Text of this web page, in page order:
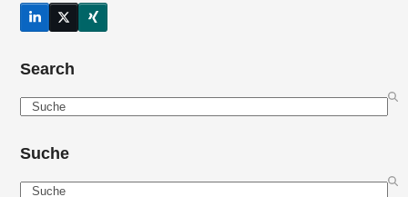
LinkedInTwitter
(deprecated)
Xing
Search
Search
Suche
Search